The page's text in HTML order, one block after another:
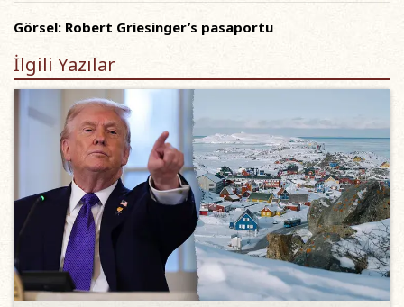
Görsel: Robert Griesinger’s pasaportu
İlgili Yazılar